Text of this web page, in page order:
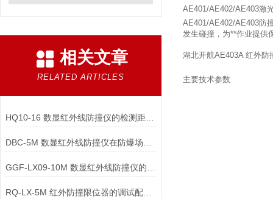
相关文章
RELATED ARTICLES
RQ-LX-5M 红外防撞限位器的调试配件在系统校准与运维中发挥什么作用？
AE401/AE402/AE403激
AE401/AE402/AE403防
发生碰撞，为**作业提供
湖北开航AE403A 红外防
主要技术参数